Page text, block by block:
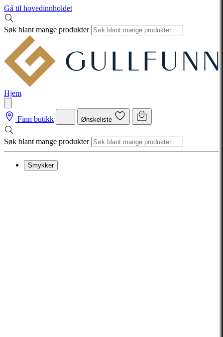
Gå til hovedinnholdet
Søk blant mange produkter
Hjem
Finn butikk Ønskeliste
Søk blant mange produkter
Smykker